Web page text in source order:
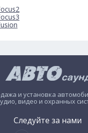
и установка
видео и охранных
Следуйте за нами